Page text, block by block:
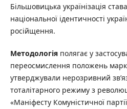
Більшовицька українізація
національної ідентичності
російщення.
Методологіяполягає у
переосмислення положень
утверджували нерозривний
тоталітарного режиму з
«Маніфесту Комуністичної